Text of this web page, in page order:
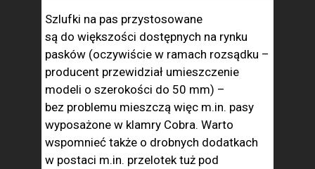
Szlufki na pas przystosowane
są do większości dostępnych na rynku
pasków (oczywiście w ramach rozsądku –
producent przewidział umieszczenie
modeli o szerokości do 50 mm) –
bez problemu mieszczą więc m.in. pasy
wyposażone w klamry Cobra. Warto
wspomnieć także o drobnych dodatkach
w postaci m.in. przelotek tuż pod